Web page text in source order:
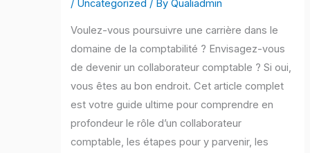
/ Uncategorized / ByQualiadmin
Voulez-vous poursuivre une carrière dans le
domaine de la comptabilité ? Envisagez-vous
de devenir un collaborateur comptable ? Si oui,
vous êtes au bon endroit. Cet article complet
est votre guide ultime pour comprendre en
profondeur le rôle d’un collaborateur
comptable, les étapes pour y parvenir, les